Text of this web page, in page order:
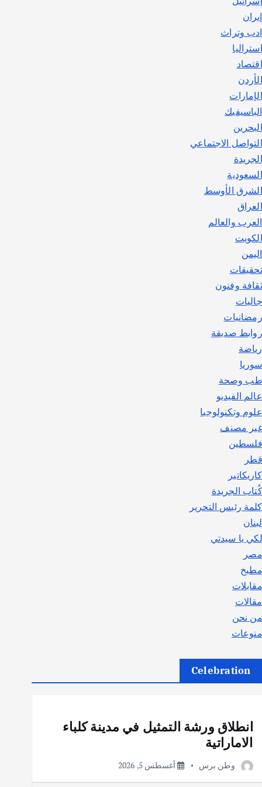
إيران
ادب وتراث
استراليا
اقتصاد
الأردن
الإمارات
الباسيفيك
البحرين
التواصل الاجتماعي
الجريدة
السعودية
الشرق الأوسط
العراق
العرب والعالم
الكويت
اليمن
تحقيقات
ثقافة وفنون
جاليات
رمضانيات
روابط صديقة
رياضة
سوريا
طب وصحة
عالم الفيديو
علوم وتكنولوجيا
غير مصنف
فلسطين
قطر
كاريكاتير
كُتاب الجريدة
كلمة رئيس التحرير
لبنان
لكي يا سيدتي
مصر
مطبخ
مقابلات
مقالات
من نحن
منوعات
Celebration
انطلاق ورشة التمثيل في مدينة كلباء
الاماراتية
وطن برس أغسطس 5, 2026